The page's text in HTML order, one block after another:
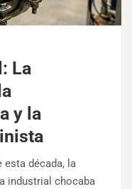
La
y la
esta década, la
industrial chocaba